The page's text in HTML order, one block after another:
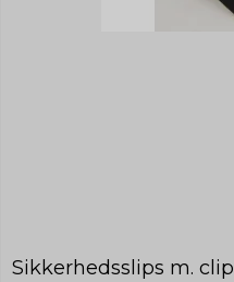
Sikkerhedsslips m. clip